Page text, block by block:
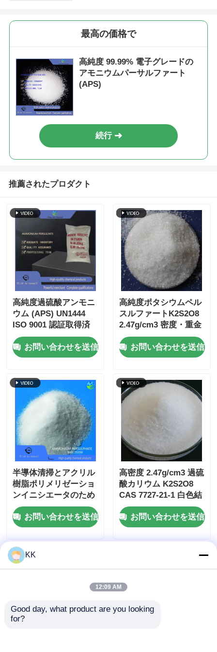
最高の価格で
高純度 99.99% 電子グレードの
アモニウムパーサルファート
(APS)
続行
推薦されたプロダクト
高純度過硫酸アンモニ
ウム (APS) UN1444
ISO 9001 認証取得済
み 水に易溶性 工業用
および電子用途向け
お問い合わせを送信
高純度ポタシウムペル
スルファートK2S2O8
2.47g/cm3 密度・重金
属含有量 ≤5ppm ISO
9001認定
お問い合わせを送信
半導体清掃とアクリル
樹脂ポリメリゼーショ
ンイニシエータのため
のISO 9001認定アモニ
アムパーサルファート
APS
お問い合わせを送信
高密度 2.47g/cm3 過硫
酸カリウム K2S2O8
CAS 7727-21-1 白色結
晶性粉末
お問い合わせを送信
KK
12:09 AM
Good day, what product are you looking
for?